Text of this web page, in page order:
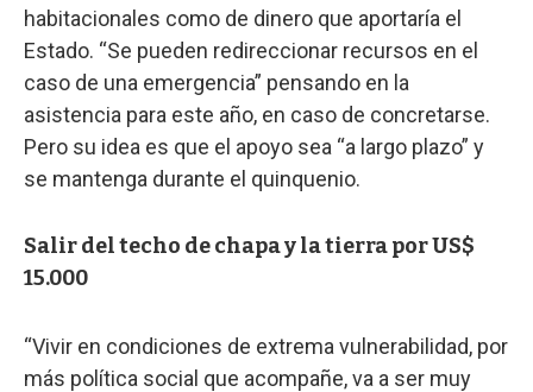
habitacionales como de dinero que aportaría el
Estado. “Se pueden redireccionar recursos en el
caso de una emergencia” pensando en la
asistencia para este año, en caso de concretarse.
Pero su idea es que el apoyo sea “a largo plazo” y
se mantenga durante el quinquenio.
Salir del techo de chapa y la tierra por US$
15.000
“Vivir en condiciones de extrema vulnerabilidad, por
más política social que acompañe, va a ser muy